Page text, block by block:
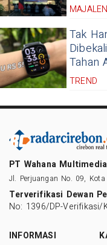
Tak
Tahan
TREND
PT Wahana
Jl. Perjuangan No. 09,
Terverifikasi Dewan
No: 1396/DP-Verifikasi/
INFORMASI